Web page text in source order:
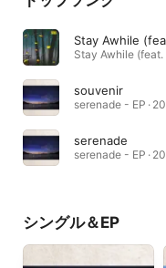
Stay Awhile
Stay Awhile (feat.
souvenir
serenade - EP ·
serenade
serenade - EP ·
シングル＆EP